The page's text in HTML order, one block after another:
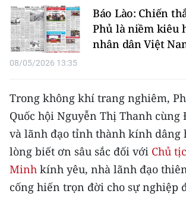
E-Magazine
Video
Media Chính trị
Media Văn hóa
Media Xã hội
Media Pháp luật
Media Du lịch
Báo Lào: Chiến
Phủ là niềm kiêu
nhân dân Việt
08/05/2026 13:35
Trong không khí trang nghiêm,
Quốc hội Nguyễn Thị Thanh cùng
và lãnh đạo tỉnh thành kính dâng
lòng biết ơn sâu sắc đối với Chủ
Minh kính yêu, nhà lãnh đạo
cống hiến trọn đời cho sự nghiệp